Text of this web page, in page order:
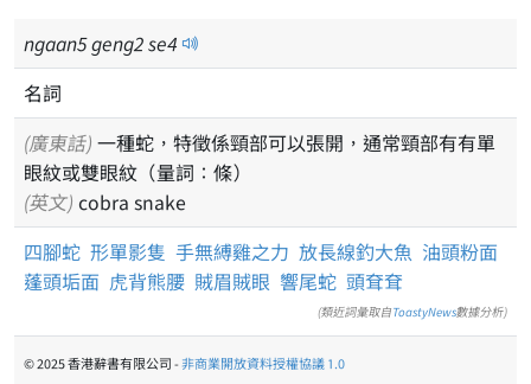
ngaan5geng2se4
名詞
(廣東話) 一種蛇，特徵係頸部可以張開，通常頸部有有單
眼紋或雙眼紋（量詞：條）
(英文) cobra snake
四腳蛇 形單影隻 手無縛雞之力 放長線釣大魚 油頭粉面
蓬頭垢面 虎背熊腰 賊眉賊眼 響尾蛇 頭耷耷
(類近詞彙取自ToastyNews數據分析)
© 2025 香港辭書有限公司 -非商業開放資料授權協議 1.0